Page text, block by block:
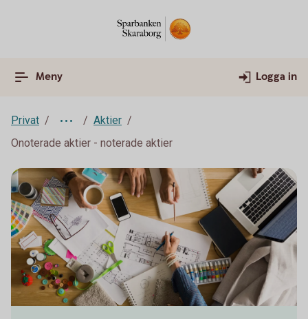
Meny Logga in
Privat
Aktier
Onoterade aktier - noterade aktier